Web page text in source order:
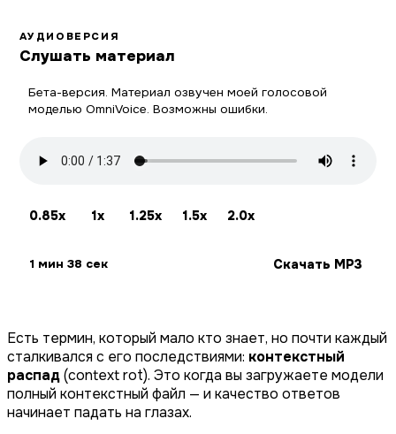
АУДИОВЕРСИЯ
Слушать материал
Бета-версия. Материал озвучен моей голосовой
моделью OmniVoice. Возможны ошибки.
0.85x 1x 1.25x 1.5x 2.0x
1 мин 38 сек Скачать MP3
Есть термин, который мало кто знает, но почти каждый
сталкивался с его последствиями: контекстный
распад(context rot). Это когда вы загружаете модели
полный контекстный файл — и качество ответов
начинает падать на глазах.